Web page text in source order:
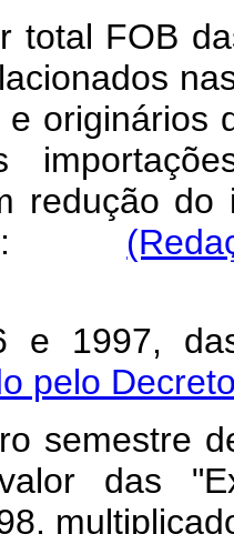
total FOB
e originários
redução
1997,
pelo
semestre
das